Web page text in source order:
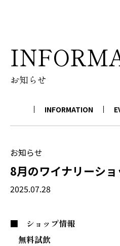
ABOUT
WINERY
CONTACT
お知らせ
INFORMATION
お知らせ
8月のワイナリーシ
2025.07.28
■ ショップ情報
無料試飲